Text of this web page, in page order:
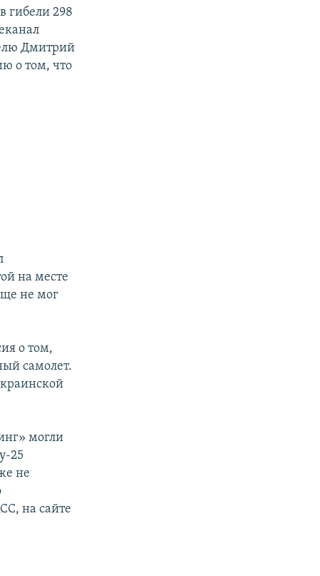
гибели 298
Дмитрий
о том, что
на месте
не мог
о том,
самолет.
могли
25
не
на сайте